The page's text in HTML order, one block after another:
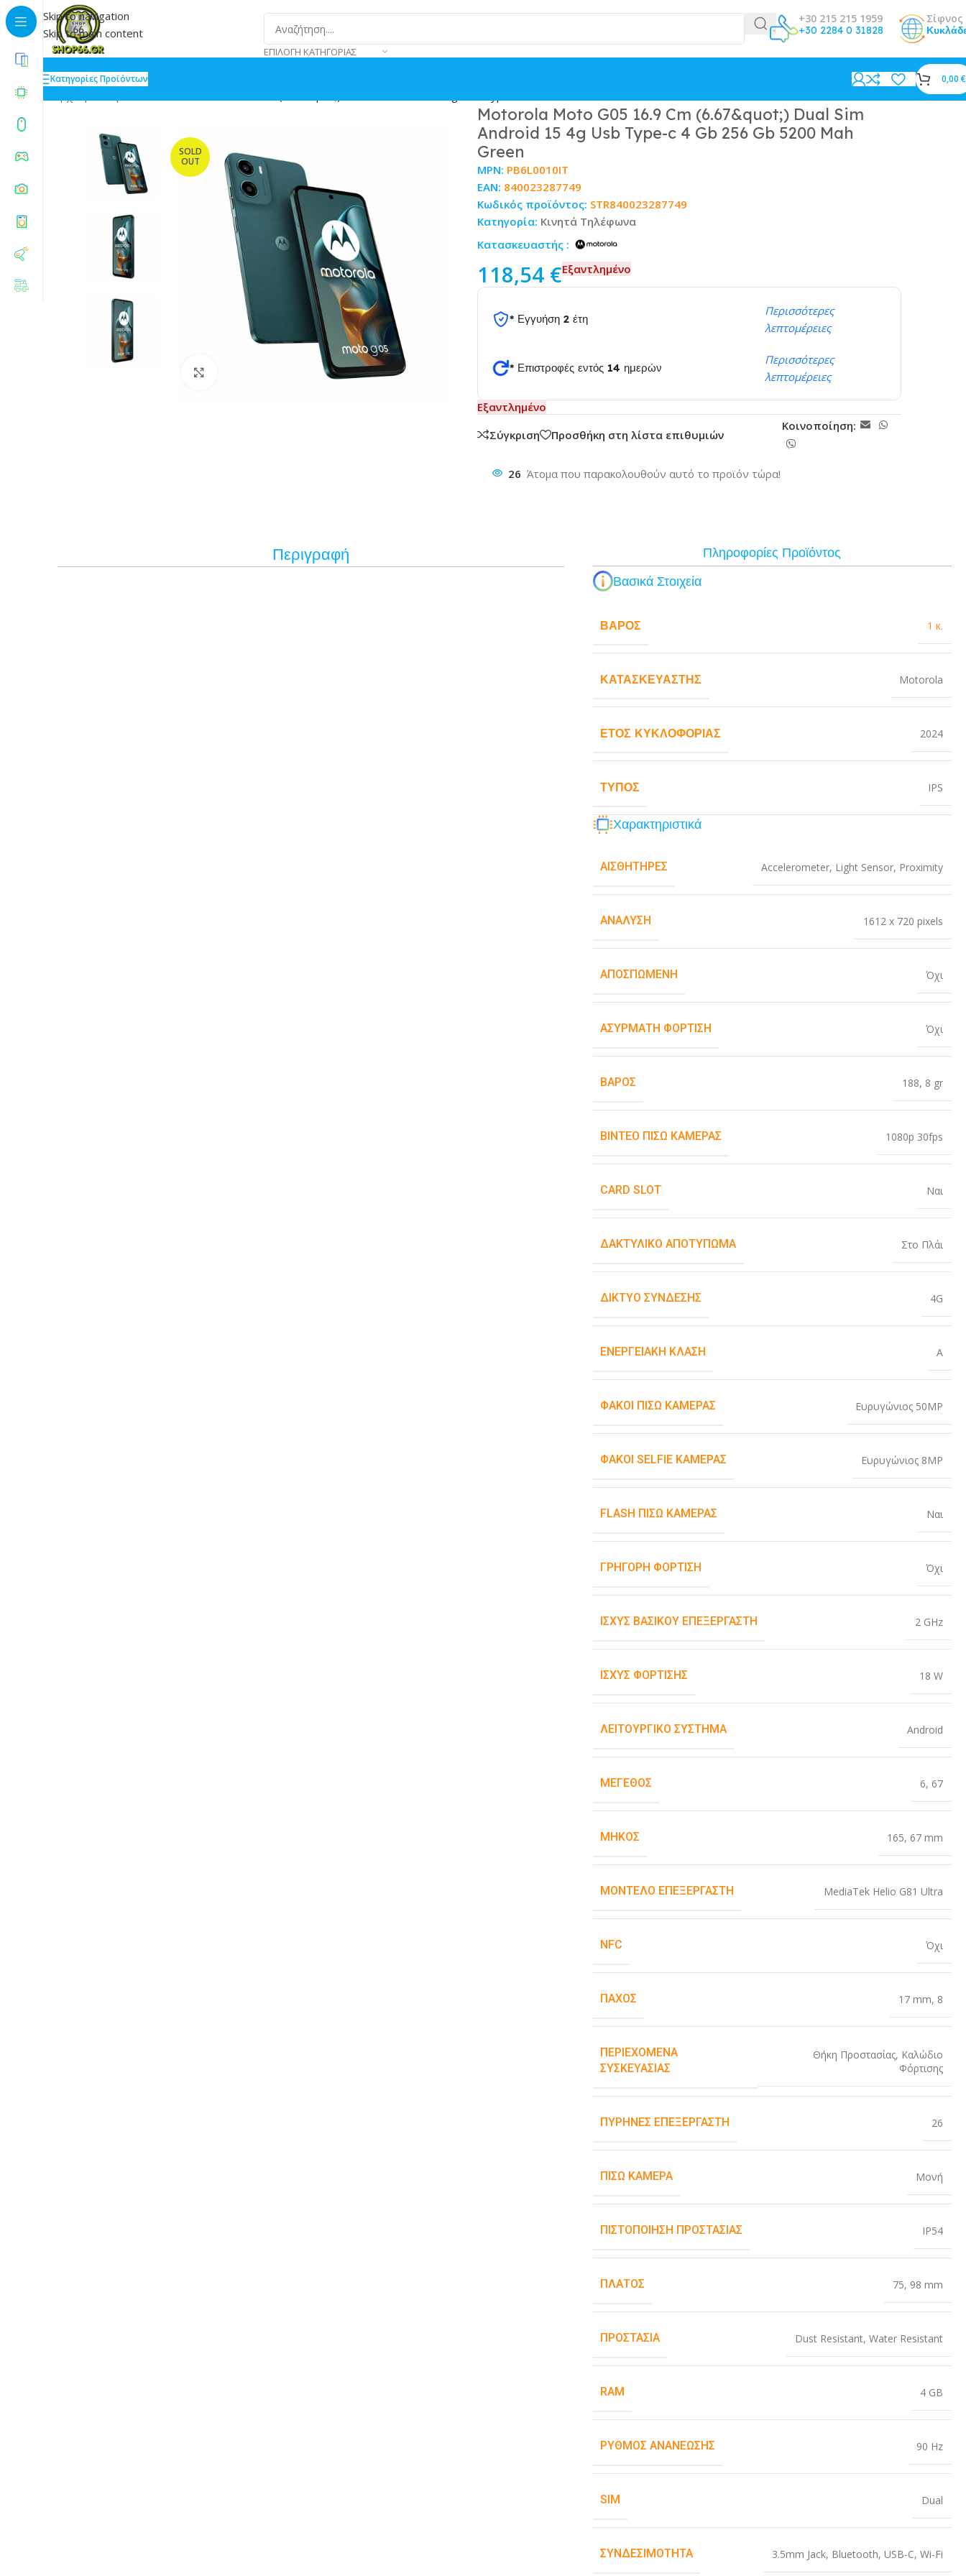
Skip to navigation
Skip to main content
ΕΠΙΛΟΓΉ ΚΑΤΗΓΟΡΊΑΣ
+30 215 215 1959
+30 2284 0 31828
Σίφνος
Κατηγορίες Προϊόντων 0,00 €
SOLD
OUT
Κάντε κλικ για μεγέθυνση
Motorola Moto G05 16.9 Cm (6.67&quot;) Dual Sim
Android 15 4g Usb Type-c 4 Gb 256 Gb 5200 Mah
Green
Κατασκευαστής :
MPN: PB6L0010IT
EAN: 840023287749
Κωδικός προϊόντος: STR840023287749
Κατηγορία: Κινητά Τηλέφωνα
118,54 €Εξαντλημένο
* Εγγυήση 2 έτη
Περισσότερες
λεπτομέρειες
* Επιστροφές εντός 14 ημερών
Περισσότερες
λεπτομέρειες
Εξαντλημένο
Σύγκριση
Προσθήκη στη λίστα επιθυμιών
Κοινοποίηση:
26 Άτομα που παρακολουθούν αυτό το προϊόν τώρα!
Περιγραφή
Πληροφορίες Προϊόντος
Βασικά Στοιχεία
ΒΆΡΟΣ 1 κ.
ΚΑΤΑΣΚΕΥΑΣΤΉΣ Motorola
ΈΤΟΣ ΚΥΚΛΟΦΟΡΊΑΣ 2024
ΤΎΠΟΣ IPS
Χαρακτηριστικά
ΑΙΣΘΗΤΉΡΕΣ Accelerometer, Light Sensor, Proximity
ΑΝΆΛΥΣΗ 1612 x 720 pixels
ΑΠΟΣΠΏΜΕΝΗ Όχι
ΑΣΎΡΜΑΤΗ ΦΌΡΤΙΣΗ Όχι
ΒΆΡΟΣ 188, 8 gr
ΒΊΝΤΕΟ ΠΊΣΩ ΚΆΜΕΡΑΣ 1080p 30fps
CARD SLOT Ναι
ΔΑΚΤΥΛΙΚΌ ΑΠΟΤΎΠΩΜΑ Στο Πλάι
ΔΊΚΤΥΟ ΣΎΝΔΕΣΗΣ 4G
ΕΝΕΡΓΕΙΑΚΉ ΚΛΆΣΗ A
ΦΑΚΟΊ ΠΊΣΩ ΚΆΜΕΡΑΣ Ευρυγώνιος 50MP
ΦΑΚΟΊ SELFIE ΚΆΜΕΡΑΣ Ευρυγώνιος 8MP
FLASH ΠΊΣΩ ΚΆΜΕΡΑΣ Ναι
ΓΡΉΓΟΡΗ ΦΌΡΤΙΣΗ Όχι
ΙΣΧΎΣ ΒΑΣΙΚΟΎ ΕΠΕΞΕΡΓΑΣΤΉ 2 GHz
ΙΣΧΎΣ ΦΌΡΤΙΣΗΣ 18 W
ΛΕΙΤΟΥΡΓΙΚΌ ΣΎΣΤΗΜΑ Android
ΜΈΓΕΘΟΣ 6, 67
ΜΉΚΟΣ 165, 67 mm
ΜΟΝΤΈΛΟ ΕΠΕΞΕΡΓΑΣΤΉ MediaTek Helio G81 Ultra
NFC Όχι
ΠΆΧΟΣ 17 mm, 8
ΠΕΡΙΕΧΌΜΕΝΑ
ΣΥΣΚΕΥΑΣΊΑΣ
Θήκη Προστασίας, Καλώδιο
Φόρτισης
ΠΥΡΉΝΕΣ ΕΠΕΞΕΡΓΑΣΤΉ 26
ΠΊΣΩ ΚΆΜΕΡΑ Μονή
ΠΙΣΤΟΠΟΊΗΣΗ ΠΡΟΣΤΑΣΊΑΣ IP54
ΠΛΆΤΟΣ 75, 98 mm
ΠΡΟΣΤΑΣΊΑ Dust Resistant, Water Resistant
RAM 4 GB
ΡΥΘΜΌΣ ΑΝΑΝΈΩΣΗΣ 90 Hz
SIM Dual
ΣΥΝΔΕΣΙΜΌΤΗΤΑ 3.5mm Jack, Bluetooth, USB-C, Wi-Fi